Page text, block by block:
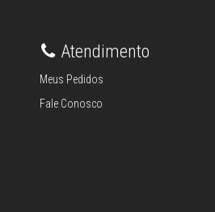
Atendimento
Meus Pedidos
Fale Conosco